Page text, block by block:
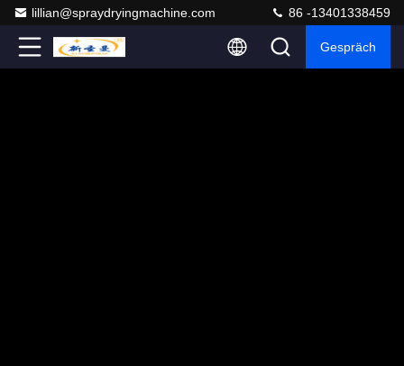
lillian@spraydryingmachine.com 86 -13401338459
Gespräch